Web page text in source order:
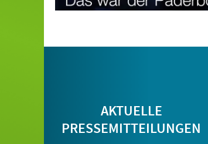
AKTUELLE
PRESSEMITTEILUNGEN